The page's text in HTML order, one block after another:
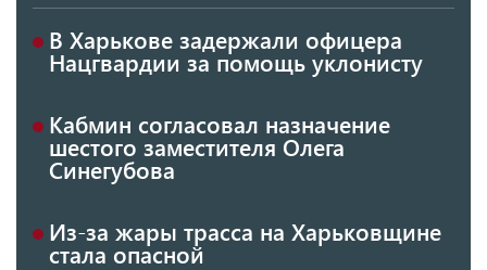
В Харькове задержали офицера
Нацгвардии за помощь уклонисту
Кабмин согласовал назначение
шестого заместителя Олега
Синегубова
Из-за жары трасса на Харьковщине
стала опасной